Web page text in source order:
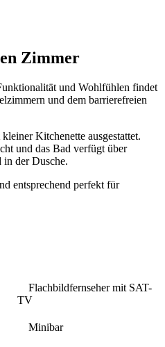
Zimmer
und Wohlfühlen findet
und dem barrierefreien
Kitchenette ausgestattet.
und das Bad verfügt über
in der Dusche.
entsprechend perfekt für
Flachbildfernseher mit SAT-
TV
Minibar